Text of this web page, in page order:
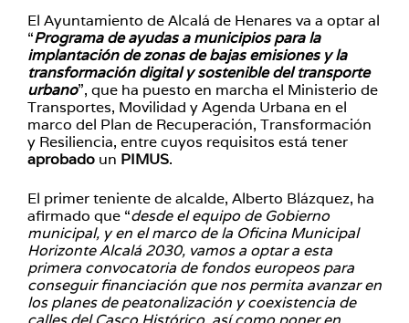
El Ayuntamiento de Alcalá de Henares va a optar al
“Programa de ayudas a municipios para la
implantación de zonas de bajas emisiones y la
transformación digital y sostenible del transporte
urbano”, que ha puesto en marcha el Ministerio de
Transportes, Movilidad y Agenda Urbana en el
marco del Plan de Recuperación, Transformación
y Resiliencia, entre cuyos requisitos está tener
aprobado un PIMUS.
El primer teniente de alcalde, Alberto Blázquez, ha
afirmado que “desde el equipo de Gobierno
municipal, y en el marco de la Oficina Municipal
Horizonte Alcalá 2030, vamos a optar a esta
primera convocatoria de fondos europeos para
conseguir financiación que nos permita avanzar en
los planes de peatonalización y coexistencia de